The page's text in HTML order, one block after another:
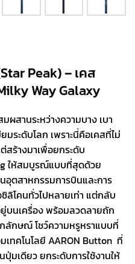
Peak) – เคส
Way Galaxy
สานระหว่างความบาง เบา
ระดับโลก เพราะนี่คือเคสที่ไม่
สร้างมาเพื่อยกระดับ
ให้สมบูรณ์แบบที่สุดด้วย
อุตสาหกรรมการบินและการ
ลิโคนทั่วไปหลายเท่า แต่กลับ
บนเครื่อง พร้อมลวดลายถัก
ลักษณ์ โชว์ความหรูหราแบบที่
ทคโนโลยี AARON Button ที่
มเดียว ยกระดับการใช้งานให้